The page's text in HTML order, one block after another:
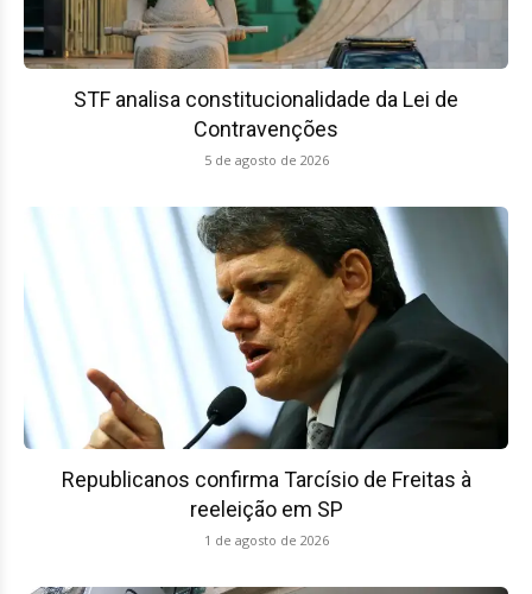
STF analisa constitucionalidade da Lei de
Contravenções
5 de agosto de 2026
Republicanos confirma Tarcísio de Freitas à
reeleição em SP
1 de agosto de 2026